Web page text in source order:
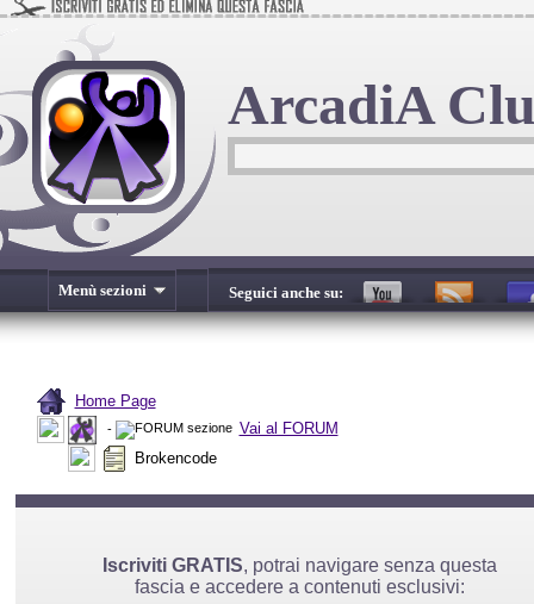
ArcadiA
Menù sezioni Seguici anche su:
Home Page
-
Vai al FORUM
Brokencode
Iscriviti GRATIS, potrai navigare senza questa
fascia e accedere a contenuti esclusivi: